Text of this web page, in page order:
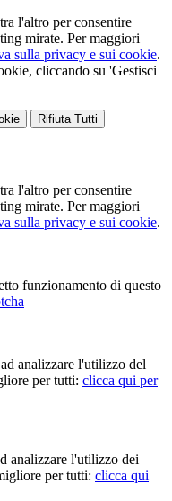
l'altro per consentire
mirate. Per maggiori
sulla privacy e sui cookie.
cliccando su 'Gestisci
Rifiuta Tutti
l'altro per consentire
mirate. Per maggiori
sulla privacy e sui cookie.
funzionamento di questo
analizzare l'utilizzo del
per tutti: clicca qui per
analizzare l'utilizzo dei
per tutti: clicca qui